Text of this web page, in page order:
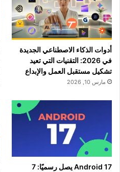
أدوات الذكاء الاصطناعي الجديدة
في 2026: التقنيات التي تعيد
تشكيل مستقبل العمل والإبداع
مارس 10, 2026
Android 17 يصل رسميًا: 7